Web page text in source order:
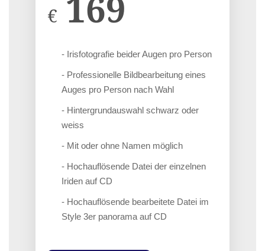
€
- Irisfotografie beider Augen pro Person
- Professionelle Bildbearbeitung eines
Auges pro Person nach Wahl
- Hintergrundauswahl schwarz oder
weiss
- Mit oder ohne Namen möglich
- Hochauflösende Datei der einzelnen
Iriden auf CD
- Hochauflösende bearbeitete Datei im
Style 3er panorama auf CD